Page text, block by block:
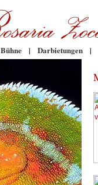
Bühne | Darbietungen |